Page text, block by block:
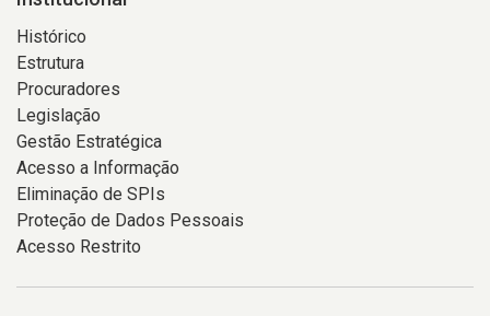
Histórico
Estrutura
Procuradores
Legislação
Gestão Estratégica
Acesso a Informação
Eliminação de SPIs
Proteção de Dados Pessoais
Acesso Restrito